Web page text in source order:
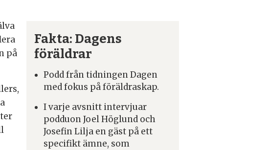
Fakta: Dagens
föräldrar
Podd från tidningen Dagen
med fokus på föräldraskap.
I varje avsnitt intervjuar
podduon Joel Höglund och
Josefin Lilja en gäst på ett
specifikt ämne, som
på